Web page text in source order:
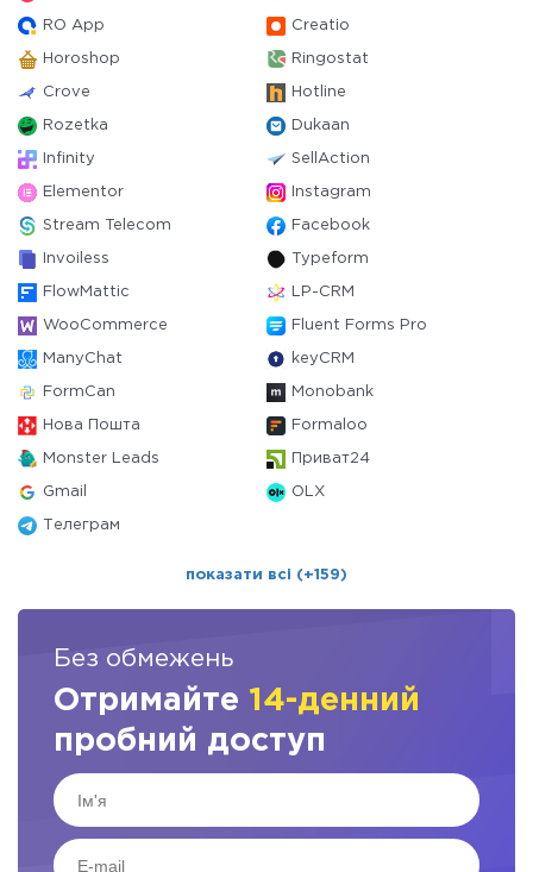
RO App Creatio
Horoshop Ringostat
Crove Hotline
Rozetka Dukaan
Infinity SellAction
Elementor Instagram
Stream Telecom Facebook
Invoiless Typeform
FlowMattic LP-CRM
WooCommerce Fluent Forms Pro
ManyChat keyCRM
FormCan Monobank
Нова Пошта Formaloo
Monster Leads Приват24
Gmail OLX
Телеграм
показати всі (+159)
Без обмежень
Отримайте 14-денний
пробний доступ